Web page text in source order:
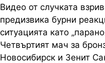
Видео от случката
предизвика бурни
ситуацията като
Четвъртият мач за
Новосибирск и Зенит